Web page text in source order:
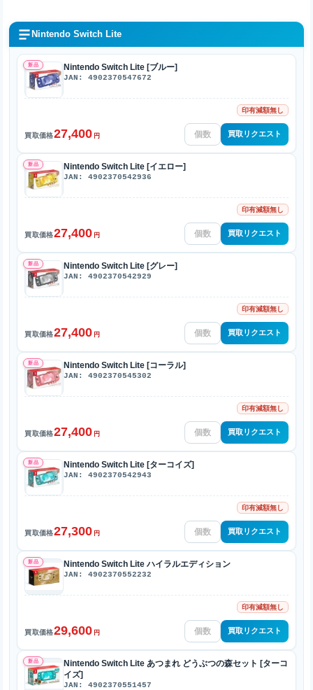
Nintendo Switch Lite
新品 Nintendo Switch Lite [ブルー]
JAN: 4902370547672
印有減額無し
買取価格27,400 円 買取リクエスト
新品 Nintendo Switch Lite [イエロー]
JAN: 4902370542936
印有減額無し
買取価格27,400 円 買取リクエスト
新品 Nintendo Switch Lite [グレー]
JAN: 4902370542929
印有減額無し
買取価格27,400 円 買取リクエスト
新品 Nintendo Switch Lite [コーラル]
JAN: 4902370545302
印有減額無し
買取価格27,400 円 買取リクエスト
新品 Nintendo Switch Lite [ターコイズ]
JAN: 4902370542943
印有減額無し
買取価格27,300 円 買取リクエスト
新品 Nintendo Switch Lite ハイラルエディション
JAN: 4902370552232
印有減額無し
買取価格29,600 円 買取リクエスト
新品
Nintendo Switch Lite あつまれ どうぶつの森セット [ターコ
イズ]
JAN: 4902370551457